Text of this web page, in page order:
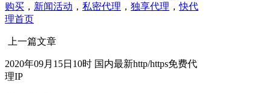
购买 ， 新闻活动 ， 私密代理 ， 独享代理 ，快代
理首页
上一篇文章
2020年09月15日10时 国内最新http/https免费代
理IP